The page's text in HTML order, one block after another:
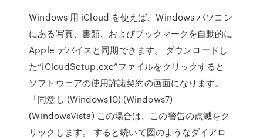
Windows 用 iCloud を使えば、Windows パソコン
にある写真、書類、およびブックマークを自動的に
Apple デバイスと同期できます。 ダウンロードし
た“iCloudSetup.exe”ファイルをクリックすると
ソフトウェアの使用許諾契約の画面になります。
「同意し (Windows10) (Windows7)
(WindowsVista) この場合は、この警告の点滅をク
リックします。 すると続いて図のようなダイアロ